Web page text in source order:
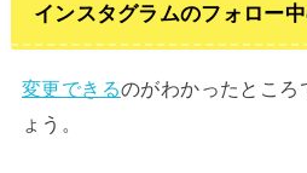
インスタグラムのフォロー
変更できるのがわかったところ
ょう。